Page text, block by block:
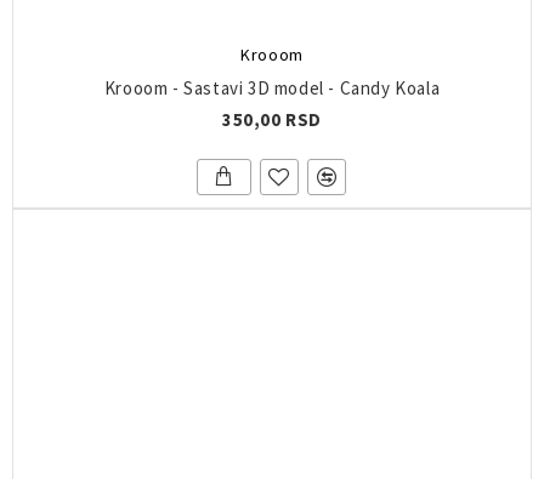
Krooom
Krooom - Sastavi 3D model - Candy Koala
350,00 RSD